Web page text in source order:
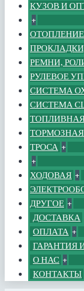
КУЗОВ И
+
РЕМНИ,
РУЛЕВОЕ
СИСТЕМА
СИСТЕМА
ТРОСА +
+
ХОДОВАЯ +
ДРУГОЕ +
ДОСТАВКА
ОПЛАТА +
ГАРАНТИЯ
О НАС +
КОНТАКТЫ